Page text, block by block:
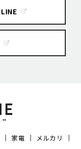
LINE
家電
メルカリ